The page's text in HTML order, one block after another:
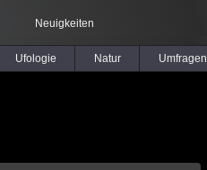
Neuigkeiten
Ufologie Natur Umfragen